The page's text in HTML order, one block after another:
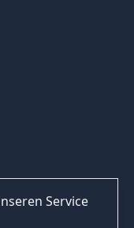
Service